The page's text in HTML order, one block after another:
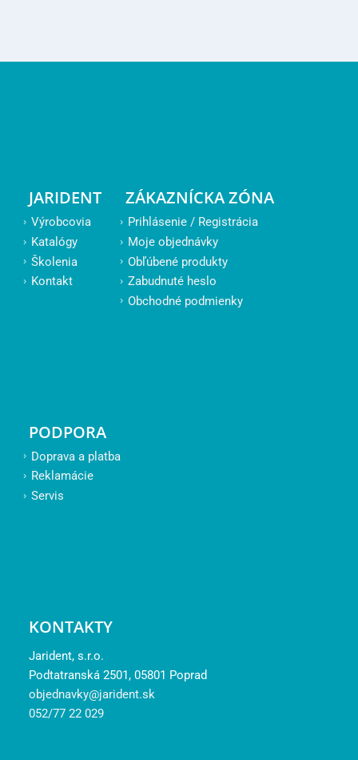
JARIDENT
Výrobcovia
Katalógy
Školenia
Kontakt
ZÁKAZNÍCKA ZÓNA
Prihlásenie / Registrácia
Moje objednávky
Obľúbené produkty
Zabudnuté heslo
Obchodné podmienky
PODPORA
Doprava a platba
Reklamácie
Servis
KONTAKTY
Jarident, s.r.o.
Podtatranská 2501, 05801 Poprad
objednavky@jarident.sk
052/77 22 029